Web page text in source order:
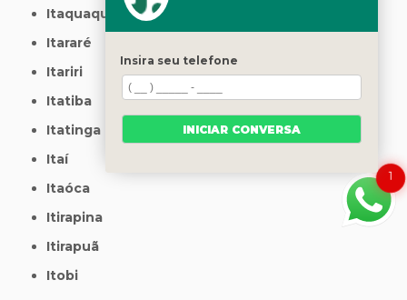
Itaquaquecetuba
Itararé
Itariri
Itatiba
Itatinga
Itaí
Itaóca
Itirapina
Itirapuã
Itobi
1
Insira seu telefone
INICIAR CONVERSA